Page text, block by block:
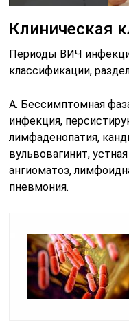
Клиническая
Периоды ВИЧ
классификации,
A. Бессимптомная
инфекция,
лимфаденопатия,
вульвовагинит,
ангиоматоз,
пневмония.